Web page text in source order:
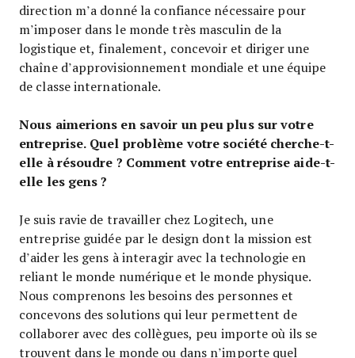
direction m’a donné la confiance nécessaire pour
m’imposer dans le monde très masculin de la
logistique et, finalement, concevoir et diriger une
chaîne d’approvisionnement mondiale et une équipe
de classe internationale.
Nous aimerions en savoir un peu plus sur votre
entreprise. Quel problème votre société cherche-t-
elle à résoudre ? Comment votre entreprise aide-t-
elle les gens ?
Je suis ravie de travailler chez Logitech, une
entreprise guidée par le design dont la mission est
d’aider les gens à interagir avec la technologie en
reliant le monde numérique et le monde physique.
Nous comprenons les besoins des personnes et
concevons des solutions qui leur permettent de
collaborer avec des collègues, peu importe où ils se
trouvent dans le monde ou dans n’importe quel